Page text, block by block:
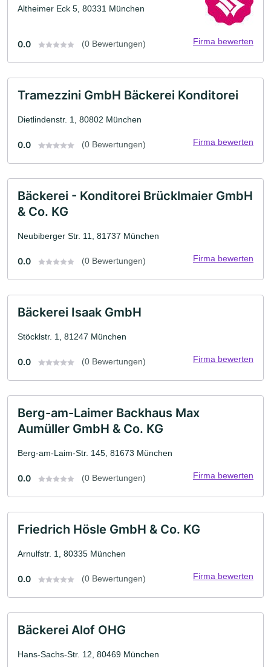
Altheimer Eck 5, 80331 München
0.0 (0 Bewertungen) Firma bewerten
Tramezzini GmbH Bäckerei Konditorei
Dietlindenstr. 1, 80802 München
0.0 (0 Bewertungen) Firma bewerten
Bäckerei - Konditorei Brücklmaier GmbH
& Co. KG
Neubiberger Str. 11, 81737 München
0.0 (0 Bewertungen) Firma bewerten
Bäckerei Isaak GmbH
Stöcklstr. 1, 81247 München
0.0 (0 Bewertungen) Firma bewerten
Berg-am-Laimer Backhaus Max
Aumüller GmbH & Co. KG
Berg-am-Laim-Str. 145, 81673 München
0.0 (0 Bewertungen) Firma bewerten
Friedrich Hösle GmbH & Co. KG
Arnulfstr. 1, 80335 München
0.0 (0 Bewertungen) Firma bewerten
Bäckerei Alof OHG
Hans-Sachs-Str. 12, 80469 München